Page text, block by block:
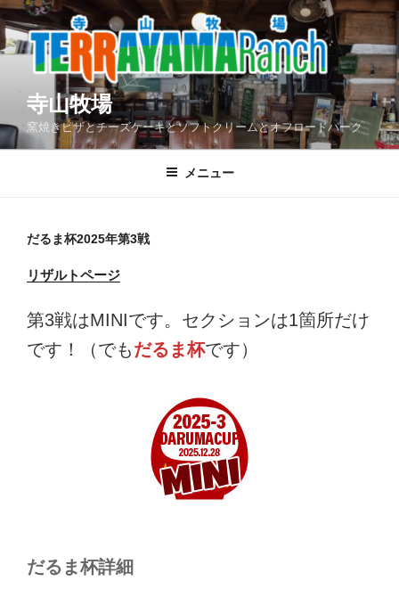
コ
ン
テ
ス
寺山牧場
窯焼きピザとチーズケーキとソフトクリームとオフロードパーク
メニュー
だるま杯2025年第3戦
リザルトページ
第3戦はMINIです。セクションは1箇所だけ
です！（でもだるま杯です）
だるま杯詳細